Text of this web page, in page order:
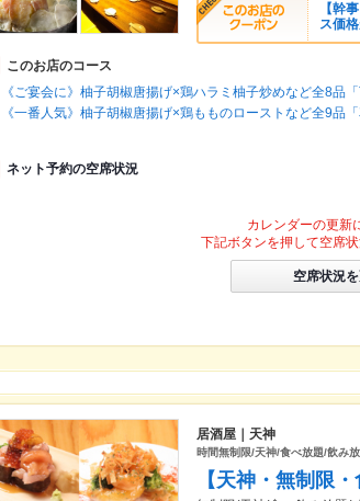
【幹
ス価
このお店のコース
《ご宴会に》柚子胡椒唐揚げ×鶏ハラミ柚子炒めなど全8品
《一番人気》柚子胡椒唐揚げ×鶏もものローストなど全9品
ネット予約の空席状況
カレンダーの更新
下記ボタンを押して空席
空席状況
居酒屋｜天神
時間無制限/天神/食べ放題/飲み
【天神・無制限